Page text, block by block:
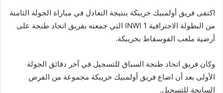
اكتفى فريق أولمبيك خريبكة بنتيجة التعادل في مباراة الجولة الثامنة
من البطولة الاحترافية INWI 1 التي جمعته بفريق اتحاد طنجة على
أرضية ملعب الفوسفاط بخريبكة.
وكان فريق اتحاد طنجة السباق للتسجيل في آخر دقائق الجولة
الأولى بعد أن اضاع فريق أولمبيك خريبكة مجموعة من الفرص
السانحة للتسجيل.